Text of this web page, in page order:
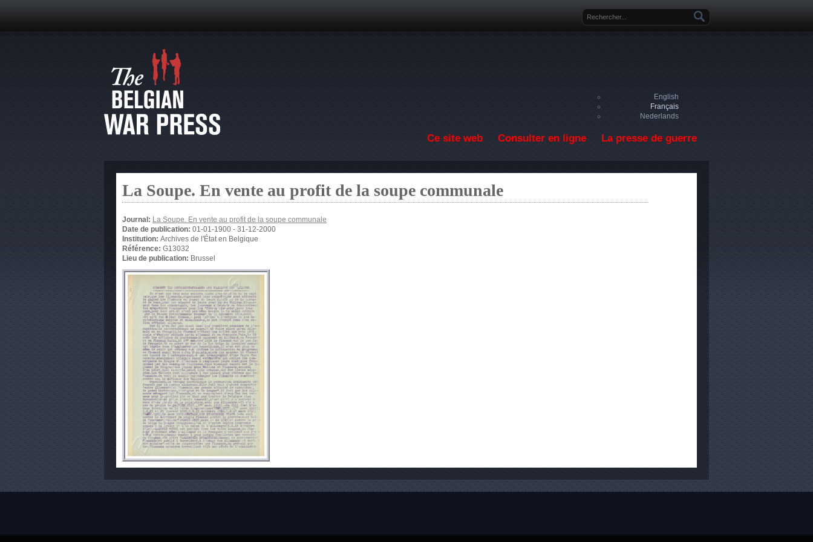
Formulaire de recherche
English
Français
Nederlands
Ce site web Consulter en ligne La presse de guerre
La Soupe. En vente au profit de la soupe communale
Journal: La Soupe. En vente au profit de la soupe communale
Date de publication: 01-01-1900 - 31-12-2000
Institution: Archives de l'État en Belgique
Référence: G13032
Lieu de publication: Brussel